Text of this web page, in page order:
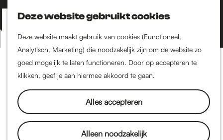
Deze website gebruikt cookies
Deze website maakt gebruik van cookies (Functioneel,
Analytisch, Marketing) die noodzakelijk zijn om de website zo
goed mogelijk te laten functioneren. Door op accepteren te
klikken, geef je aan hiermee akkoord te gaan.
Alles accepteren
Alleen noodzakelijk
Z
o
e
k
e
K
a
a
r
t
M
e
n
Nijmegen-Nieuw-West
Dukenburg
Lindenholt
Historie
De oudste stad van
Nederland
Historische tijdlijn
Romeinse Limes